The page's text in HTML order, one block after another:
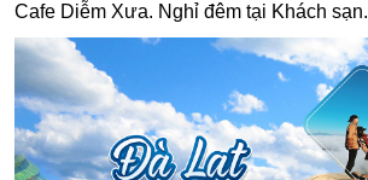
Cafe Diễm Xưa. Nghỉ đêm tại Khách sạn.